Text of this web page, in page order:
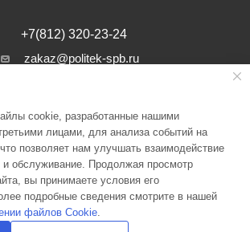
+7(812) 320-23-24
zakaz@politek-spb.ru
Петербург, Минеральная ул, д.
системы Политэк СПБ Все права защищены
cookie, разработанные нашими
лицами, для анализа событий на
позволяет нам улучшать взаимодействие
и обслуживание. Продолжая просмотр
вы принимаете условия его
подробные сведения смотрите в нашей
файлов Cookie.